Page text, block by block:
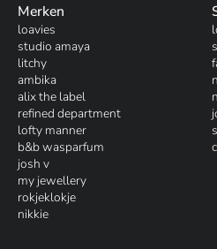
Merken
loavies
studio amaya
litchy
ambika
alix the label
refined department
lofty manner
b&b wasparfum
josh v
my jewellery
rokjeklokje
nikkie